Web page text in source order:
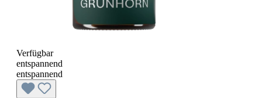
Verfügbar
entspannend
entspannend